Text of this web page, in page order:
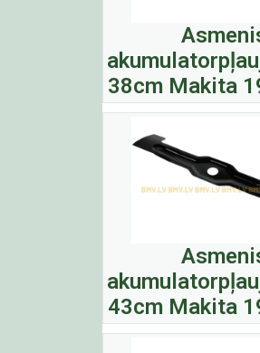
38cm Makita
43cm Makita